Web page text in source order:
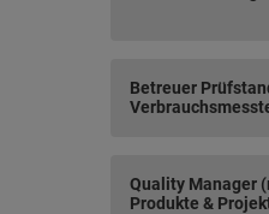
Betreuer
Quality Manager
Produkte &